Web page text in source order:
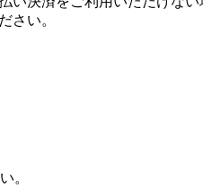
さい。
。